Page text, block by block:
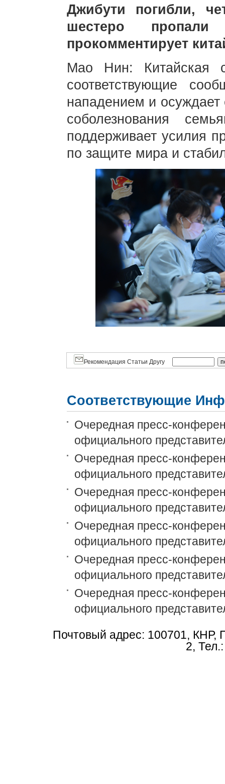
Джибути погибли,
шестеро
прокомментирует
Мао Нин: Китайская
соответствующие
нападением и осуждает
соболезнования
поддерживает усилия
по защите мира и
Рекомендация Статьи Другу
Соответствующие
Очередная пресс-
официального
Очередная пресс-
официального
Очередная пресс-
официального
Очередная пресс-
официального
Очередная пресс-
официального
Очередная пресс-
официального
Почтовый адрес: 100701, КНР,
2,